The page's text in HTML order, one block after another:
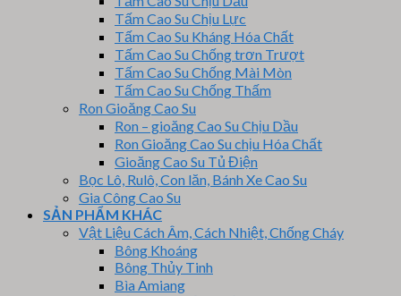
Tấm Cao Su Chịu Lực
Tấm Cao Su Kháng Hóa Chất
Tấm Cao Su Chống trơn Trượt
Tấm Cao Su Chống Mài Mòn
Tấm Cao Su Chống Thấm
Ron Gioăng Cao Su
Ron – gioăng Cao Su Chịu Dầu
Ron Gioăng Cao Su chịu Hóa Chất
Gioăng Cao Su Tủ Điện
Bọc Lô, Rulô, Con lăn, Bánh Xe Cao Su
Gia Công Cao Su
SẢN PHẨM KHÁC
Vật Liệu Cách Âm, Cách Nhiệt, Chống Cháy
Bông Khoáng
Bông Thủy Tinh
Bìa Amiang